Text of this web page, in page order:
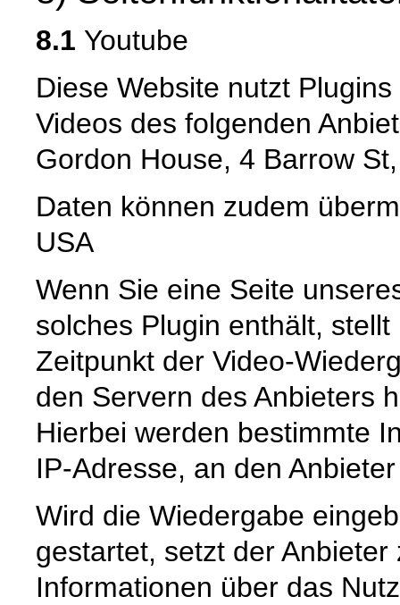
8.1 Youtube
Diese Website nutzt
Videos des folgenden
Gordon House, 4 Barrow
Daten können zudem
USA
Wenn Sie eine Seite
solches Plugin enthält,
Zeitpunkt der Video-
den Servern des Anbieters
Hierbei werden bestimmte
IP-Adresse, an den
Wird die Wiedergabe
gestartet, setzt der
Informationen über das